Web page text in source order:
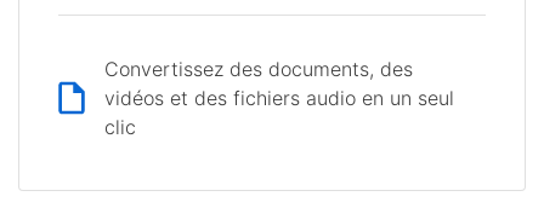
Convertissez des documents, des
vidéos et des fichiers audio en un seul
clic